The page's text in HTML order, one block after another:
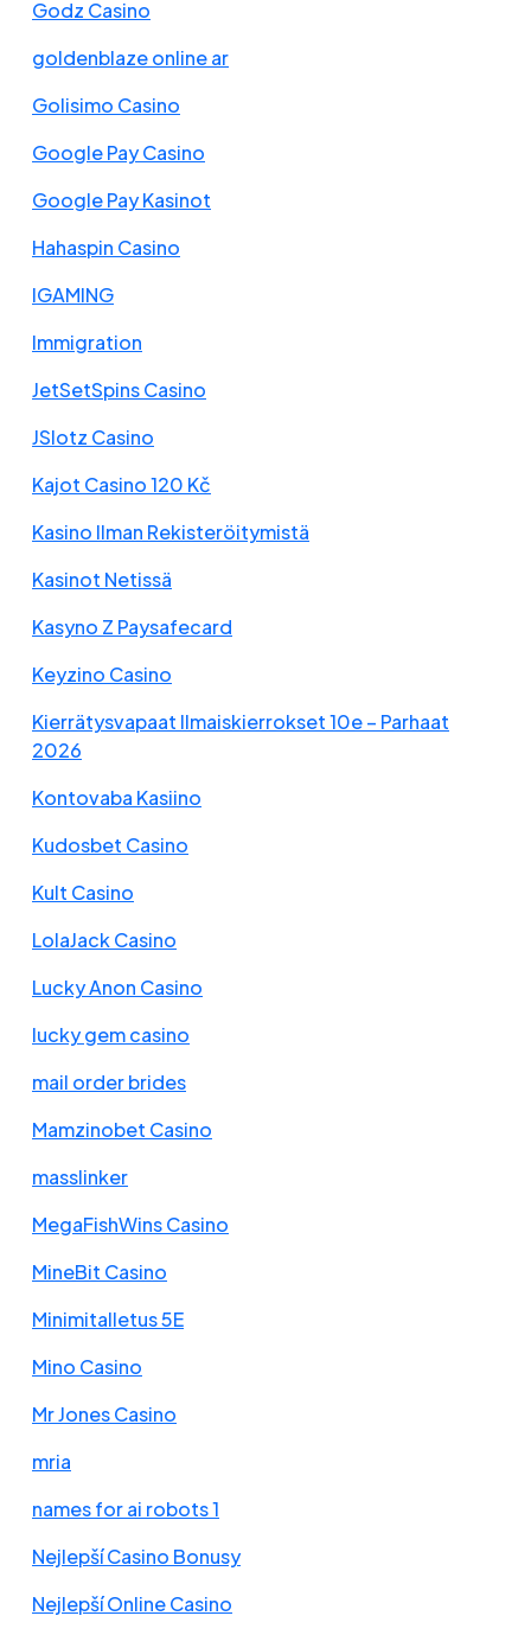
Godz Casino
goldenblaze online ar
Golisimo Casino
Google Pay Casino
Google Pay Kasinot
Hahaspin Casino
IGAMING
Immigration
JetSetSpins Casino
JSlotz Casino
Kajot Casino 120 Kč
Kasino Ilman Rekisteröitymistä
Kasinot Netissä
Kasyno Z Paysafecard
Keyzino Casino
Kierrätysvapaat Ilmaiskierrokset 10e – Parhaat
2026
Kontovaba Kasiino
Kudosbet Casino
Kult Casino
LolaJack Casino
Lucky Anon Casino
lucky gem casino
mail order brides
Mamzinobet Casino
masslinker
MegaFishWins Casino
MineBit Casino
Minimitalletus 5E
Mino Casino
Mr Jones Casino
mria
names for ai robots 1
Nejlepší Casino Bonusy
Nejlepší Online Casino